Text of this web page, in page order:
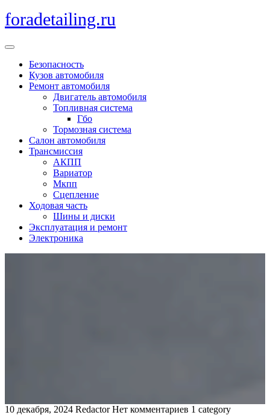
Перейти
к
foradetailing.ru
Кнопка
ОткрытьБезопасность
Кузов автомобиля
Ремонт автомобиля
Двигатель автомобиля
Топливная система
Гбо
Тормозная система
Салон автомобиля
Трансмиссия
АКПП
Вариатор
Мкпп
Сцепление
Ходовая часть
Шины и диски
Эксплуатация и ремонт
Электроника
10 декабря, 2024 Redactor Нет комментариев 1 category